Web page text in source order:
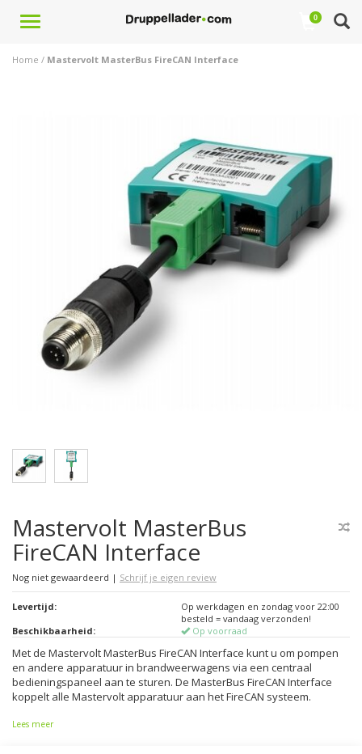
Toggle
0
Home / Mastervolt MasterBus FireCAN Interface
Mastervolt MasterBus
FireCAN Interface
Nog niet gewaardeerd | Schrijf je eigen review
Levertijd:
Op werkdagen en zondag voor 22:00
besteld = vandaag verzonden!
Beschikbaarheid:
Op voorraad
Met de Mastervolt MasterBus FireCAN Interface kunt u om pompen
en andere apparatuur in brandweerwagens via een centraal
bedieningspaneel aan te sturen. De MasterBus FireCAN Interface
koppelt alle Mastervolt apparatuur aan het FireCAN systeem.
Lees meer